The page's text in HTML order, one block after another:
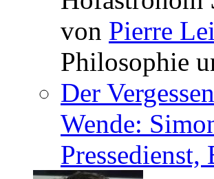
von Pierre
Philosophie
Der
Wende: